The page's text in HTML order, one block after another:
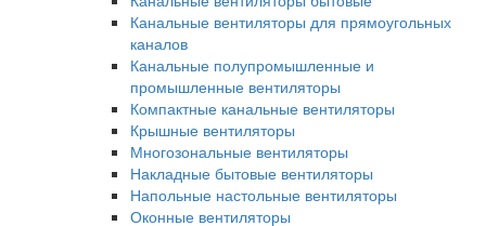
Канальные вентиляторы для прямоугольных
каналов
Канальные полупромышленные и
промышленные вентиляторы
Компактные канальные вентиляторы
Крышные вентиляторы
Многозональные вентиляторы
Накладные бытовые вентиляторы
Напольные настольные вентиляторы
Оконные вентиляторы